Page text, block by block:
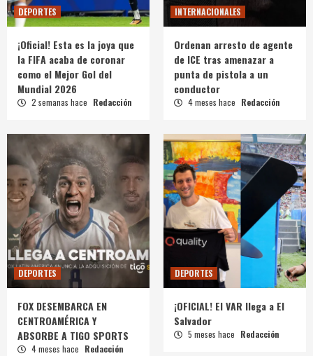
DEPORTES
¡Oficial! Esta es la joya que
la FIFA acaba de coronar
como el Mejor Gol del
Mundial 2026
2 semanas hace Redacción
INTERNACIONALES
Ordenan arresto de agente
de ICE tras amenazar a
punta de pistola a un
conductor
4 meses hace Redacción
DEPORTES
FOX DESEMBARCA EN
CENTROAMÉRICA Y
ABSORBE A TIGO SPORTS
4 meses hace Redacción
DEPORTES
¡OFICIAL! El VAR llega a El
Salvador
5 meses hace Redacción